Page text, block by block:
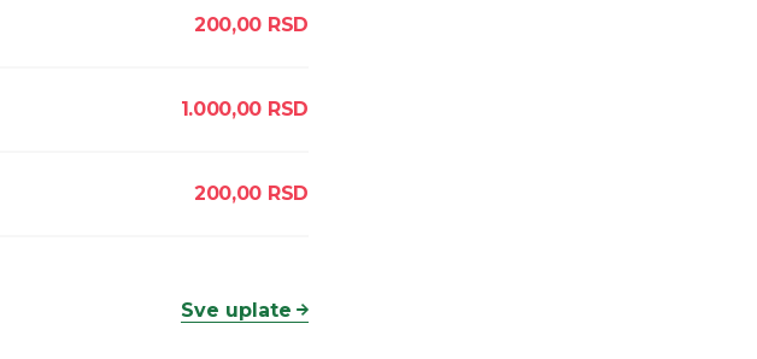
200,00 RSD
1.000,00 RSD
200,00 RSD
Sve uplate